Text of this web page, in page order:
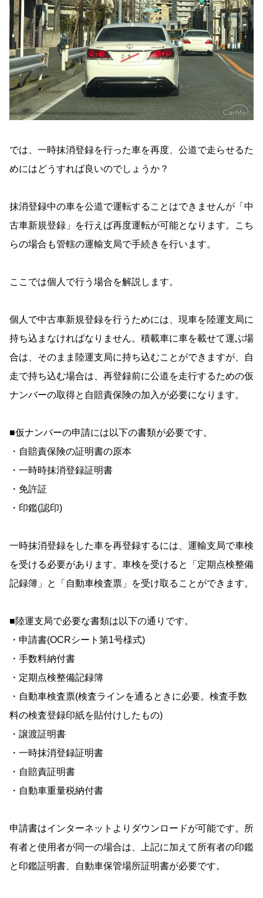
では、一時抹消登録を行った車を再度、公道で走らせるた
めにはどうすれば良いのでしょうか？
抹消登録中の車を公道で運転することはできませんが「中
古車新規登録」を行えば再度運転が可能となります。こち
らの場合も管轄の運輸支局で手続きを行います。
ここでは個人で行う場合を解説します。
個人で中古車新規登録を行うためには、現車を陸運支局に
持ち込まなければなりません。積載車に車を載せて運ぶ場
合は、そのまま陸運支局に持ち込むことができますが、自
走で持ち込む場合は、再登録前に公道を走行するための仮
ナンバーの取得と自賠責保険の加入が必要になります。
■仮ナンバーの申請には以下の書類が必要です。
・自賠責保険の証明書の原本
・一時時抹消登録証明書
・免許証
・印鑑(認印)
一時抹消登録をした車を再登録するには、運輸支局で車検
を受ける必要があります。車検を受けると「定期点検整備
記録簿」と「自動車検査票」を受け取ることができます。
■陸運支局で必要な書類は以下の通りです。
・申請書(OCRシート第1号様式)
・手数料納付書
・定期点検整備記録簿
・自動車検査票(検査ラインを通るときに必要。検査手数
料の検査登録印紙を貼付けしたもの)
・譲渡証明書
・一時抹消登録証明書
・自賠責証明書
・自動車重量税納付書
申請書はインターネットよりダウンロードが可能です。所
有者と使用者が同一の場合は、上記に加えて所有者の印鑑
と印鑑証明書、自動車保管場所証明書が必要です。